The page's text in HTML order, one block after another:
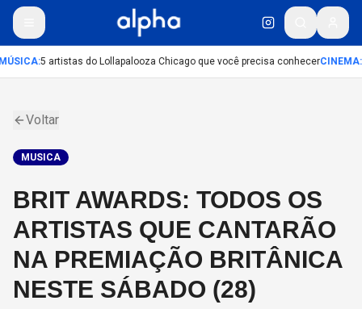
:5 artistas do Lollapalooza Chicago que você precisa conhecerCINEMA:
Voltar
MUSICA
BRIT AWARDS: TODOS OS
ARTISTAS QUE CANTARÃO
NA PREMIAÇÃO BRITÂNICA
NESTE SÁBADO (28)